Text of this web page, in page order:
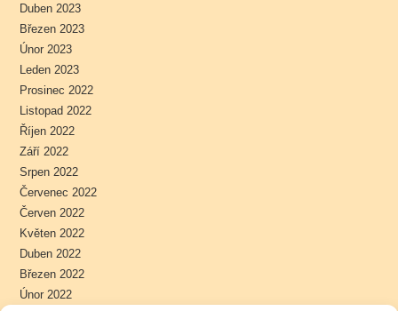
Duben 2023
Březen 2023
Únor 2023
Leden 2023
Prosinec 2022
Listopad 2022
Říjen 2022
Září 2022
Srpen 2022
Červenec 2022
Červen 2022
Květen 2022
Duben 2022
Březen 2022
Únor 2022